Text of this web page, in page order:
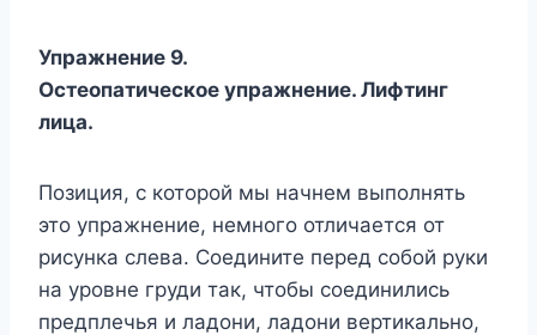
Упражнение 9.
Остеопатическое упражнение. Лифтинг
лица.
Позиция, с которой мы начнем выполнять
это упражнение, немного отличается от
рисунка слева. Соедините перед собой руки
на уровне груди так, чтобы соединились
предплечья и ладони, ладони вертикально,